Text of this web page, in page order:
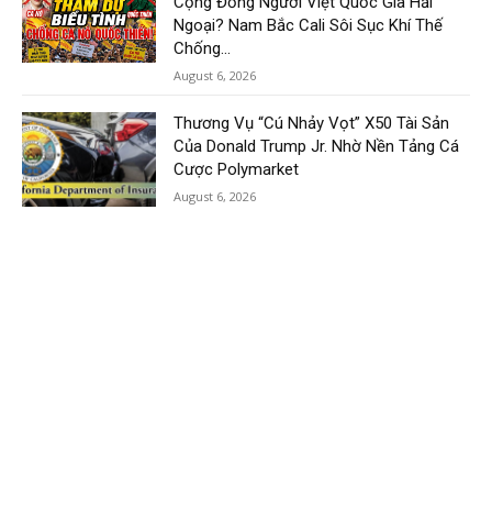
Ngoại? Nam Bắc Cali Sôi Sục Khí Thế
Chống...
August 6, 2026
Thương Vụ “Cú Nhảy Vọt” X50 Tài Sản
Của Donald Trump Jr. Nhờ Nền Tảng Cá
Cược Polymarket
August 6, 2026